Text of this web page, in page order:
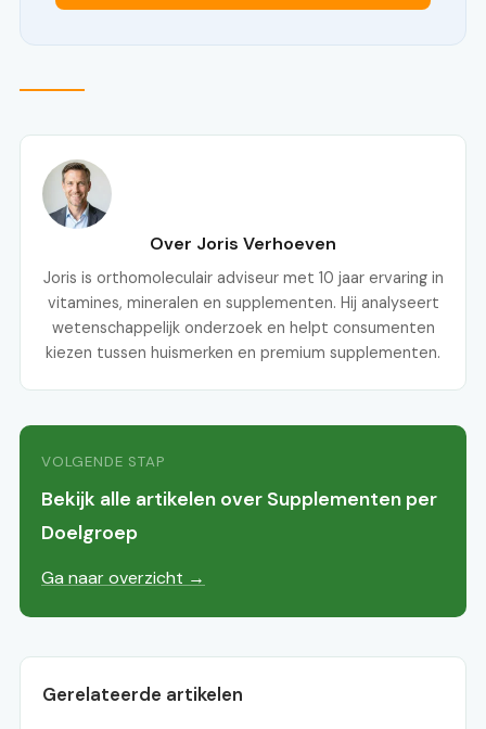
Over Joris Verhoeven
Joris is orthomoleculair adviseur met 10 jaar ervaring in
vitamines, mineralen en supplementen. Hij analyseert
wetenschappelijk onderzoek en helpt consumenten
kiezen tussen huismerken en premium supplementen.
VOLGENDE STAP
Bekijk alle artikelen over Supplementen per
Doelgroep
Ga naar overzicht →
Gerelateerde artikelen